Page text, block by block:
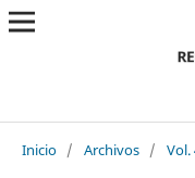
Inicio / Archivos / Vol.